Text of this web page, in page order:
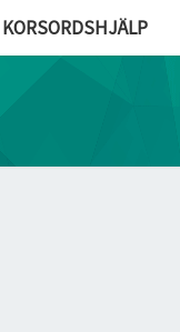
KORSORDSHJÄLP